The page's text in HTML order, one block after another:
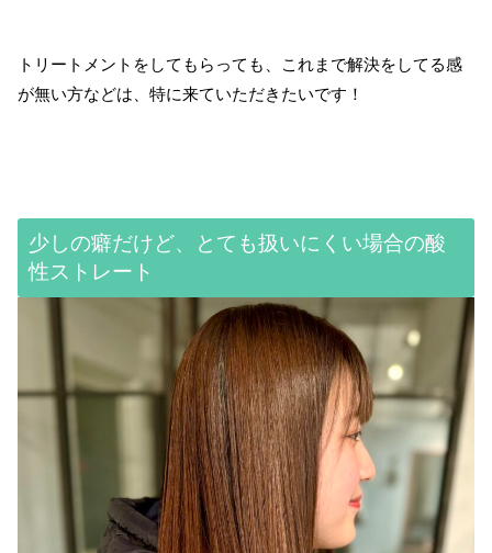
トリートメントをしてもらっても、これまで解決をしてる感
が無い方などは、特に来ていただきたいです！
少しの癖だけど、とても扱いにくい場合の酸
性ストレート